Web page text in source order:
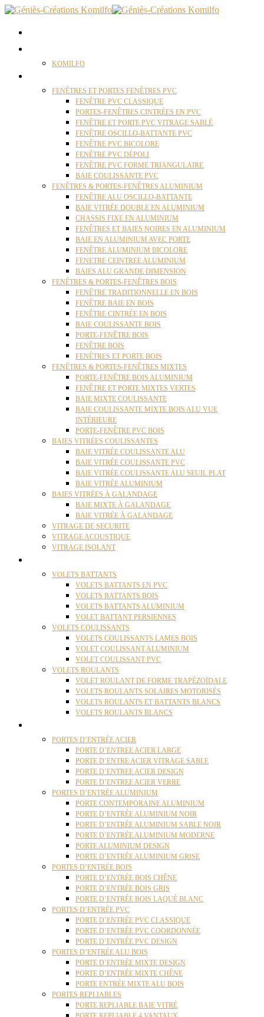
KOMILFO
FENÊTRES ET PORTES FENÊTRES PVC
FENÊTRE PVC CLASSIQUE
PORTES-FENÊTRES CINTRÉES EN PVC
FENÊTRE ET PORTE PVC VITRAGE SABLÉ
FENÊTRE OSCILLO-BATTANTE PVC
FENÊTRE PVC BICOLORE
FENÊTRE PVC DÉPOLI
FENÊTRE PVC FORME TRIANGULAIRE
BAIE COULISSANTE PVC
FENÊTRES & PORTES-FENÊTRES ALUMINIUM
FENÊTRE ALU OSCILLO-BATTANTE
BAIE VITRÉE DOUBLE EN ALUMINIUM
CHASSIS FIXE EN ALUMINIUM
FENÊTRES ET BAIES NOIRES EN ALUMINIUM
BAIE EN ALUMINIUM AVEC PORTE
FENÊTRE ALUMINIUM BICOLORE
FENETRE CEINTREE ALUMINIUM
BAIES ALU GRANDE DIMENSION
FENÊTRES & PORTES-FENÊTRES BOIS
FENÊTRE TRADITIONNELLE EN BOIS
FENÊTRE BAIE EN BOIS
FENÊTRE CINTRÉE EN BOIS
BAIE COULISSANTE BOIS
PORTE-FENÊTRE BOIS
FENÊTRE BOIS
FENÊTRES ET PORTE BOIS
FENÊTRES & PORTES-FENÊTRES MIXTES
PORTE-FENÊTRE BOIS ALUMINIUM
FENÊTRE ET PORTE MIXTES VERTES
BAIE MIXTE COULISSANTE
BAIE COULISSANTE MIXTE BOIS ALU VUE
INTÉRIEURE
PORTE-FENÊTRE PVC BOIS
BAIES VITRÉES COULISSANTES
BAIE VITRÉE COULISSANTE ALU
BAIE VITRÉE COULISSANTE PVC
BAIE VITRÉE COULISSANTE ALU SEUIL PLAT
BAIE VITRÉE ALUMINIUM
BAIES VITRÉES À GALANDAGE
BAIE MIXTE À GALANDAGE
BAIE VITRÉE À GALANDAGE
VITRAGE DE SECURITE
VITRAGE ACOUSTIQUE
VITRAGE ISOLANT
VOLETS BATTANTS
VOLETS BATTANTS EN PVC
VOLETS BATTANTS BOIS
VOLETS BATTANTS ALUMINIUM
VOLET BATTANT PERSIENNES
VOLETS COULISSANTS
VOLETS COULISSANTS LAMES BOIS
VOLET COULISSANT ALUMINIUM
VOLET COULISSANT PVC
VOLETS ROULANTS
VOLET ROULANT DE FORME TRAPÉZOÏDALE
VOLETS ROULANTS SOLAIRES MOTORISÉS
VOLETS ROULANTS ET BATTANTS BLANCS
VOLETS ROULANTS BLANCS
PORTES D’ENTRÉE ACIER
PORTE D’ENTREE ACIER LARGE
PORTE D’ENTRE ACIER VITRAGE SABLE
PORTE D’ENTREE ACIER DESIGN
PORTE D’ENTREE ACIER VERRE
PORTES D’ENTRÉE ALUMINIUM
PORTE CONTEMPORAINE ALUMINIUM
PORTE D’ENTRÉE ALUMINIUM NOIR
PORTE D’ENTRÉE ALUMINIUM SABLE NOIR
PORTE D’ENTRÉE ALUMINIUM MODERNE
PORTE ALUMINIUM DESIGN
PORTE D’ENTRÉE ALUMINIUM GRISE
PORTES D’ENTRÉE BOIS
PORTE D’ENTRÉE BOIS CHÊNE
PORTE D’ENTRÉE BOIS GRIS
PORTE D’ENTRÉE BOIS LAQUÉ BLANC
PORTES D’ENTRÉE PVC
PORTE D’ENTRÉE PVC CLASSIQUE
PORTE D’ENTRÉE PVC COORDONNÉE
PORTE D’ENTRÉE PVC DESIGN
PORTES D’ENTRÉE ALU BOIS
PORTE D’ENTRÉE MIXTE DESIGN
PORTE D’ENTRÉE MIXTE CHÊNE
PORTE ENTRÉE MIXTE ALU BOIS
PORTES REPLIABLES
PORTE REPLIABLE BAIE VITRÉ